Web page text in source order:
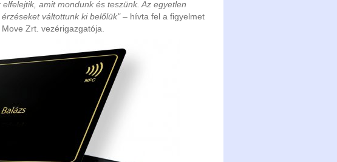
amit mondunk és teszünk. Az egyetlen
váltottunk ki belőlük"– hívta fel a figyelmet
Zrt. vezérigazgatója.